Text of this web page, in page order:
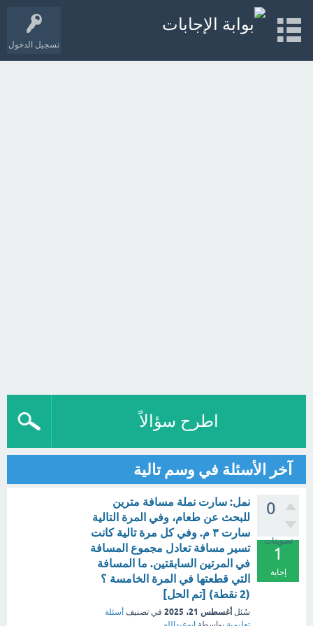
تسجيل الدخول
اطرح سؤالاً
آخر الأسئلة في وسم تالية
0
تصويتات
1
إجابة
نمل: سارت نملة مسافة مترين
للبحث عن طعام، وفي المرة التالية
سارت ٣ م. وفي كل مرة تالية كانت
تسير مسافة تعادل مجموع المسافة
في المرتين السابقتين. ما المسافة
التي قطعتها في المرة الخامسة ؟
(2 نقطة) [تم الحل]
سُئل أغسطس 21، 2025 في تصنيف أسئلة